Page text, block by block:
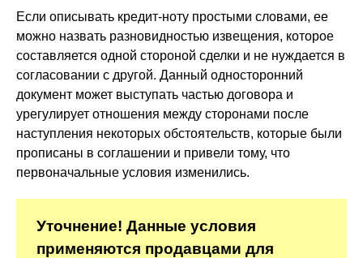
Если описывать кредит-ноту простыми словами, ее
можно назвать разновидностью извещения, которое
составляется одной стороной сделки и не нуждается в
согласовании с другой. Данный односторонний
документ может выступать частью договора и
урегулирует отношения между сторонами после
наступления некоторых обстоятельств, которые были
прописаны в соглашении и привели тому, что
первоначальные условия изменились.
Уточнение! Данные условия
применяются продавцами для